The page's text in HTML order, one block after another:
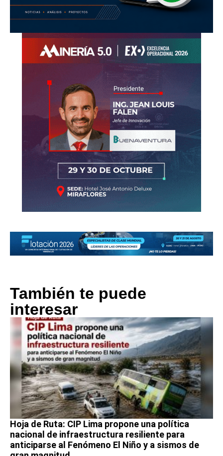
También te puede
interesar
Hoja de Ruta: CIP Lima propone una política
nacional de infraestructura resiliente para
anticiparse al Fenómeno El Niño y a sismos de